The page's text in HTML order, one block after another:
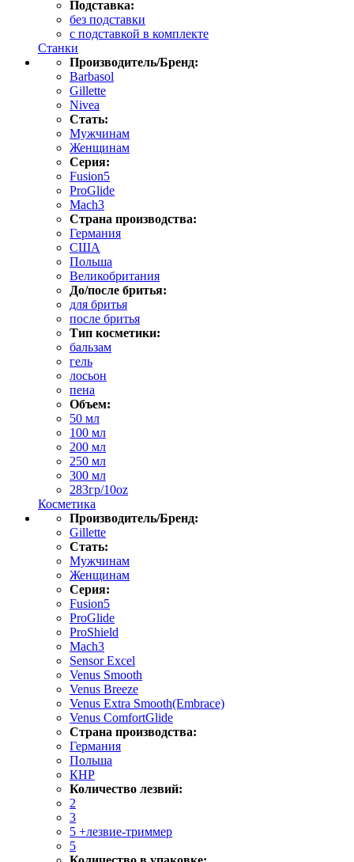
Подставка:
без подставки
с подставкой в комплекте
Станки
Производитель/Бренд:
Barbasol
Gillette
Nivea
Стать:
Мужчинам
Женщинам
Серия:
Fusion5
ProGlide
Mach3
Страна производства:
Германия
США
Польша
Великобритания
До/после бритья:
для бритья
после бритья
Тип косметики:
бальзам
гель
лосьон
пена
Объем:
50 мл
100 мл
200 мл
250 мл
300 мл
283гр/10oz
Косметика
Производитель/Бренд:
Gillette
Стать:
Мужчинам
Женщинам
Серия:
Fusion5
ProGlide
ProShield
Mach3
Sensor Excel
Venus Smooth
Venus Breeze
Venus Extra Smooth(Embrace)
Venus ComfortGlide
Страна производства:
Германия
Польша
КНР
Количество лезвий:
2
3
5 +лезвие-триммер
5